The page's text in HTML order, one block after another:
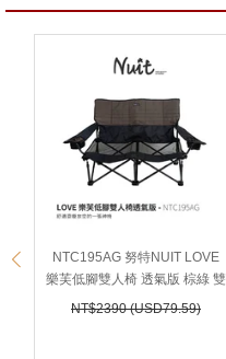
NTC195AG 努特NUIT LOVE
樂芙低腳雙人椅 透氣版 棕綠 雙
人沙發椅 摺疊椅 折合椅 折疊沙
NT$2390 (USD79.59)
prev